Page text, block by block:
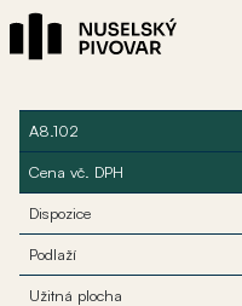
A8.102
Cena vč. DPH
Dispozice
Podlaží
Užitná plocha